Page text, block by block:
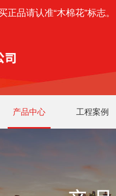
品请认准“木棉花”标志。
产品中心 工程案例